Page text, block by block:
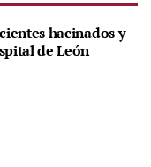
hacinados y
de León